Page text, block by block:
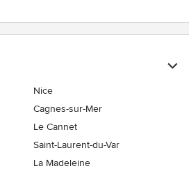
Nice
Cagnes-sur-Mer
Le Cannet
Saint-Laurent-du-Var
La Madeleine